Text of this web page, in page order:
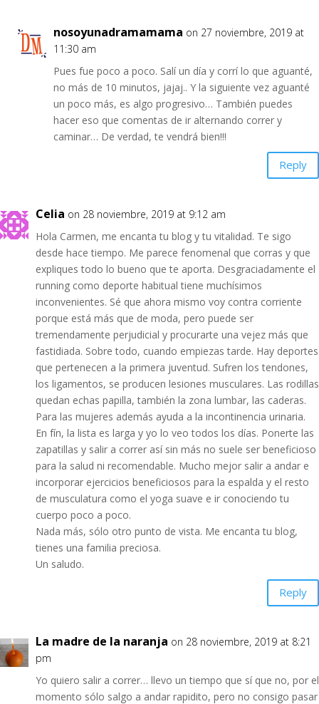
nosoyunadramamama on 27 noviembre, 2019 at
11:30 am
Pues fue poco a poco. Salí un día y corrí lo que aguanté,
no más de 10 minutos, jajaj.. Y la siguiente vez aguanté
un poco más, es algo progresivo… También puedes
hacer eso que comentas de ir alternando correr y
caminar… De verdad, te vendrá bien!!!
Reply
Celia on 28 noviembre, 2019 at 9:12 am
Hola Carmen, me encanta tu blog y tu vitalidad. Te sigo
desde hace tiempo. Me parece fenomenal que corras y que
expliques todo lo bueno que te aporta. Desgraciadamente el
running como deporte habitual tiene muchísimos
inconvenientes. Sé que ahora mismo voy contra corriente
porque está más que de moda, pero puede ser
tremendamente perjudicial y procurarte una vejez más que
fastidiada. Sobre todo, cuando empiezas tarde. Hay deportes
que pertenecen a la primera juventud. Sufren los tendones,
los ligamentos, se producen lesiones musculares. Las rodillas
quedan echas papilla, también la zona lumbar, las caderas.
Para las mujeres además ayuda a la incontinencia urinaria.
En fín, la lista es larga y yo lo veo todos los días. Ponerte las
zapatillas y salir a correr así sin más no suele ser beneficioso
para la salud ni recomendable. Mucho mejor salir a andar e
incorporar ejercicios beneficiosos para la espalda y el resto
de musculatura como el yoga suave e ir conociendo tu
cuerpo poco a poco.
Nada más, sólo otro punto de vista. Me encanta tu blog,
tienes una familia preciosa.
Un saludo.
Reply
La madre de la naranja on 28 noviembre, 2019 at 8:21
pm
Yo quiero salir a correr… llevo un tiempo que sí que no, por el
momento sólo salgo a andar rapidito, pero no consigo pasar